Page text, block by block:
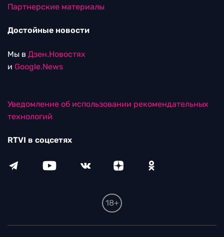
Партнерские материалы
Достойные новости
Мы в Дзен.Новостях
и Google.News
Уведомление об использовании рекомендательных
технологий
RTVI в соцсетях
18+